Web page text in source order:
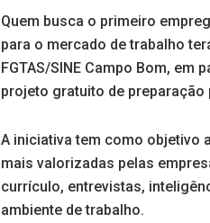
Quem busca o primeiro
para o mercado de trabalho
FGTAS/SINE Campo Bom,
projeto gratuito de preparação
A iniciativa tem como objetivo
mais valorizadas pelas
currículo, entrevistas,
ambiente de trabalho.